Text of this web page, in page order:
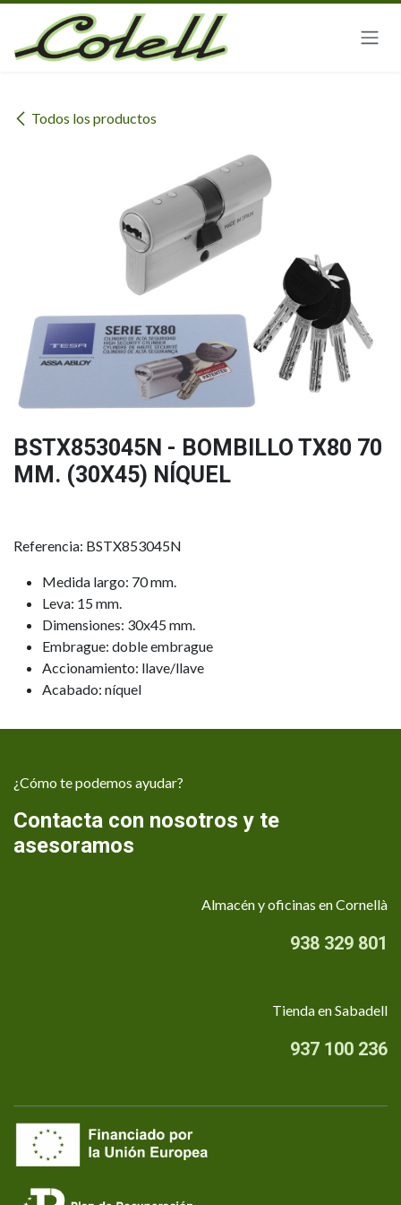
Ir al contenido
Todos los productos
BSTX853045N - BOMBILLO TX80 70
MM. (30X45) NÍQUEL
Referencia: BSTX853045N
Medida largo: 70 mm.
Leva: 15 mm.
Dimensiones: 30x45 mm.
Embrague: doble embrague
Accionamiento: llave/llave
Acabado: níquel
¿Cómo te podemos ayudar?
Contacta con nosotros y te
asesoramos
Almacén y oficinas en Cornellà
938 329 801
Tienda en Sabadell
937 100 236